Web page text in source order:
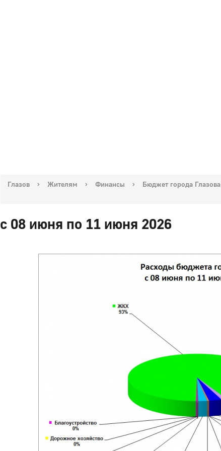
Глазов › Жителям › Финансы › Бюджет города Глазова
c 08 июня по 11 июня 2026